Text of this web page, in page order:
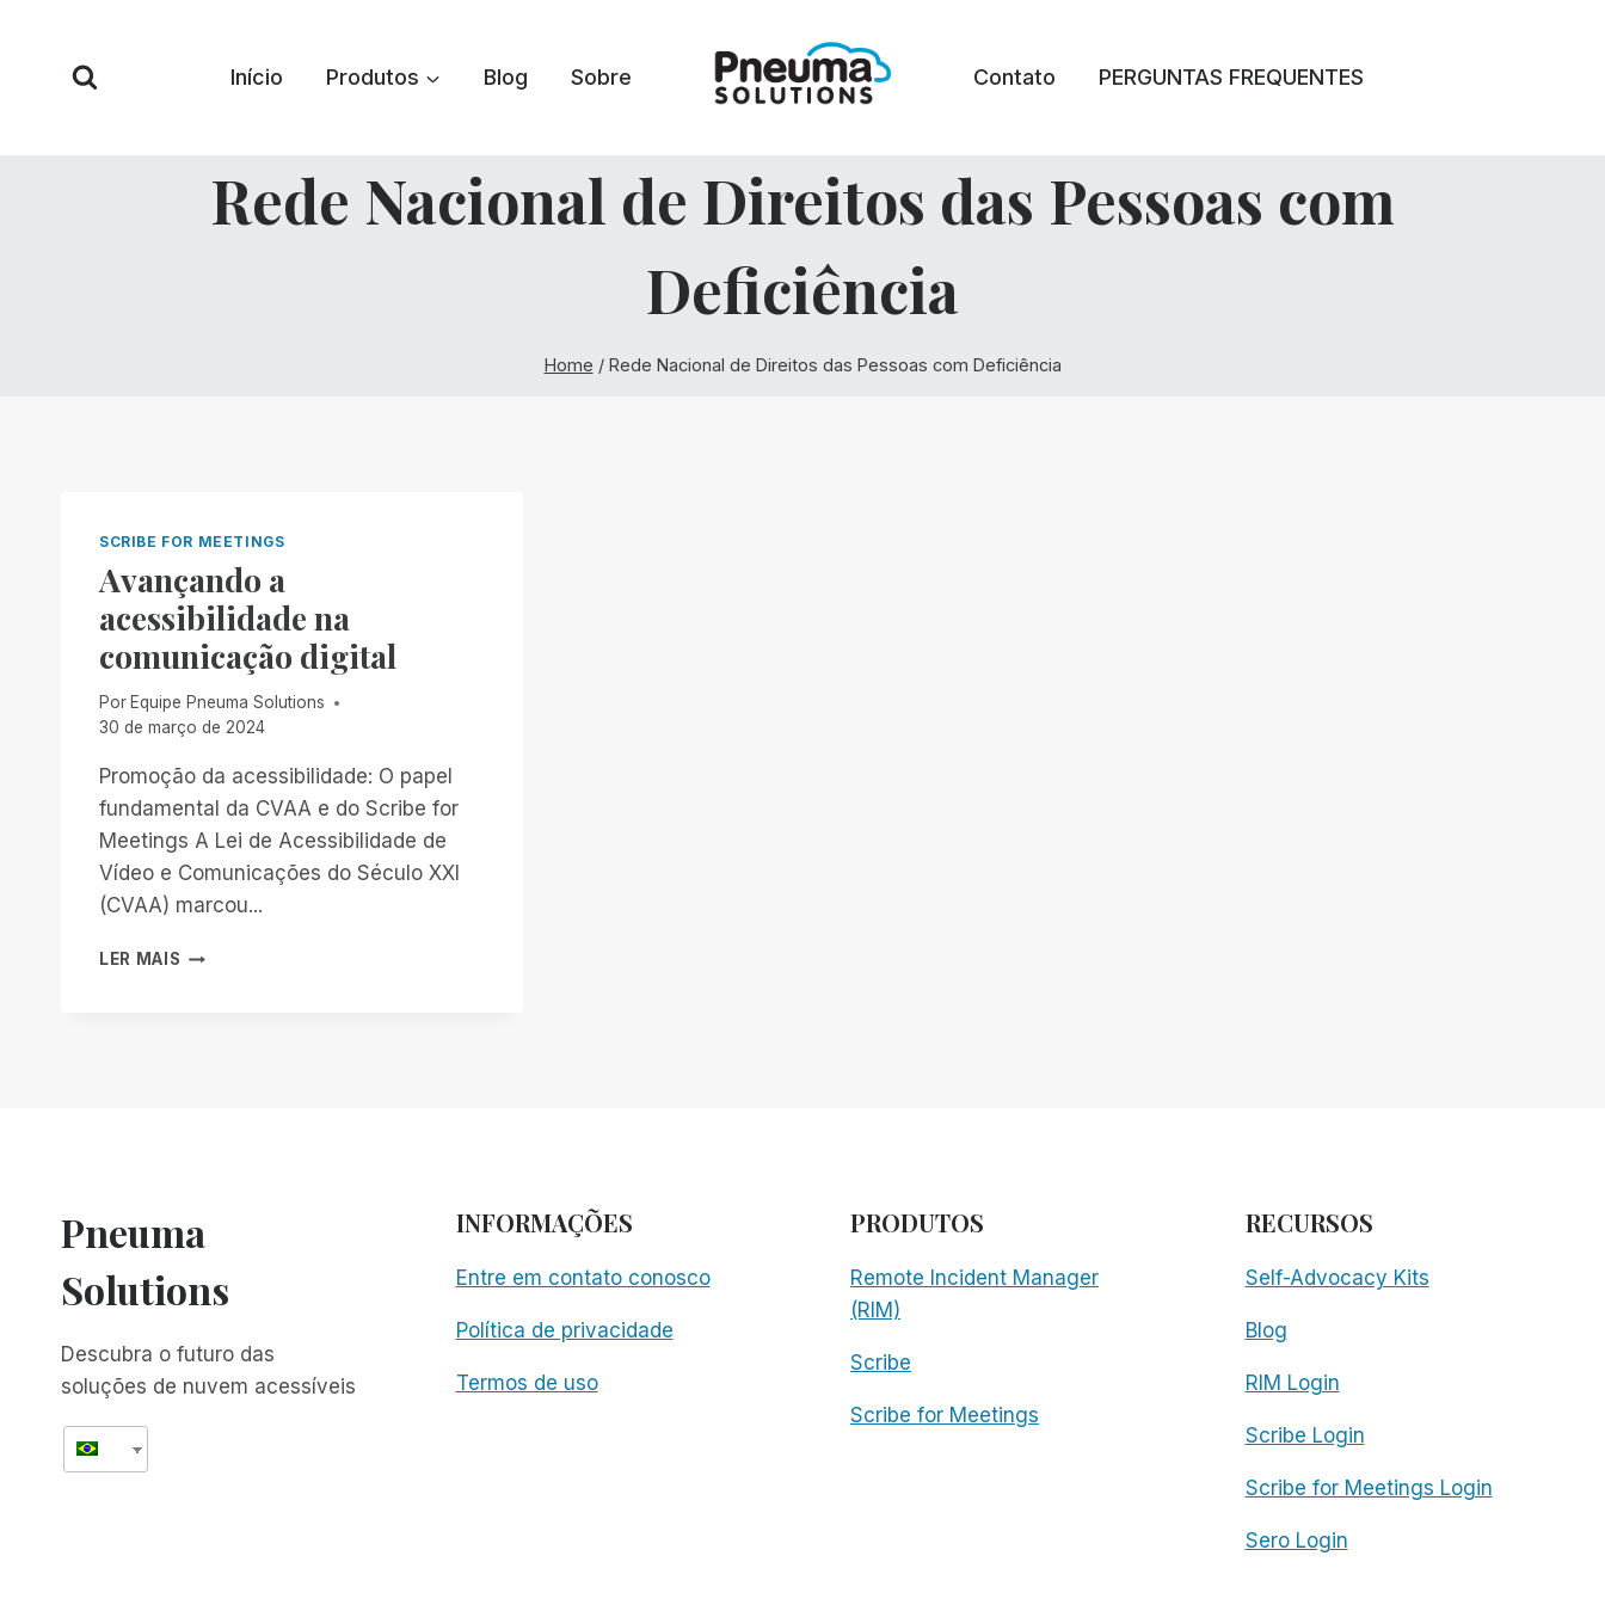
Início Produtos Blog Sobre Contato PERGUNTAS FREQUENTES
Rede Nacional de Direitos das Pessoas com
Deficiência
Home / Rede Nacional de Direitos das Pessoas com Deficiência
SCRIBE FOR MEETINGS
Avançando a
acessibilidade na
comunicação digital
Por Equipe Pneuma Solutions
30 de março de 2024
Promoção da acessibilidade: O papel
fundamental da CVAA e do Scribe for
Meetings A Lei de Acessibilidade de
Vídeo e Comunicações do Século XXI
(CVAA) marcou...
LER MAIS AVANÇANDO
Pneuma
Solutions
Descubra o futuro das
soluções de nuvem acessíveis
INFORMAÇÕES
Entre em contato conosco
Política de privacidade
Termos de uso
PRODUTOS
Remote Incident Manager
(RIM)
Scribe
Scribe for Meetings
RECURSOS
Self-Advocacy Kits
Blog
RIM Login
Scribe Login
Scribe for Meetings Login
Sero Login